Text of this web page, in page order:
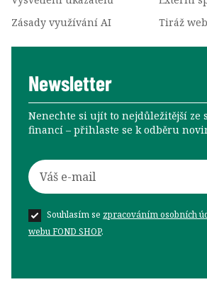
Zásady využívání AI
Tiráž
Newsletter
Nenechte si ujít to nejdůležitější ze
financí –⁠⁠⁠⁠⁠⁠ přihlaste se k odběru
Souhlasím se zpracováním osobních
webu FOND SHOP.